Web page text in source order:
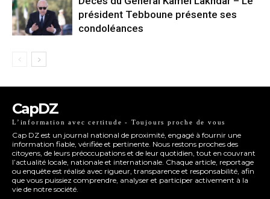
président Tebboune présente ses
condoléances
CapDZ
L’information avec certitude - Toujours proche de vous
Cap DZ est un journal national de proximité, engagé à fournir une
information fiable, vérifiée et pertinente. Nous restons proches des
citoyens, de leurs préoccupations et de leur quotidien, tout en couvrant
l’actualité locale, nationale et internationale. Chaque article, reportage
ou enquête est réalisé avec rigueur, transparence et responsabilité, afin
que vous puissiez comprendre, analyser et participer activement à la
vie de notre société.